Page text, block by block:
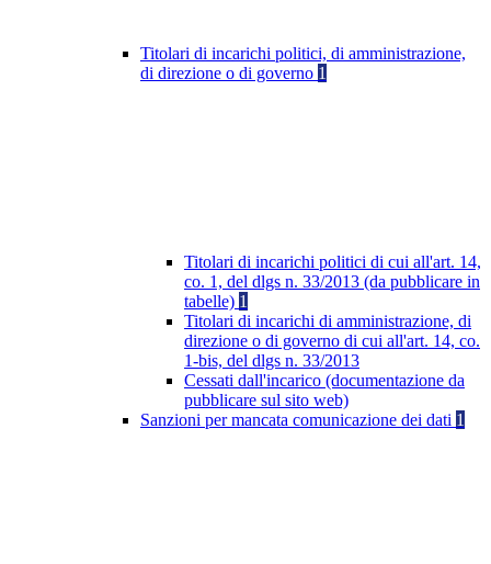
Titolari di incarichi politici, di amministrazione,
di direzione o di governo 1
Titolari di incarichi politici di cui all'art. 14,
co. 1, del dlgs n. 33/2013 (da pubblicare in
tabelle) 1
Titolari di incarichi di amministrazione, di
direzione o di governo di cui all'art. 14, co.
1-bis, del dlgs n. 33/2013
Cessati dall'incarico (documentazione da
pubblicare sul sito web)
Sanzioni per mancata comunicazione dei dati 1